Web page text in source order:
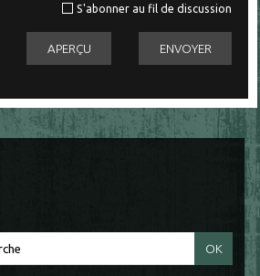
S'abonner au fil de discussion